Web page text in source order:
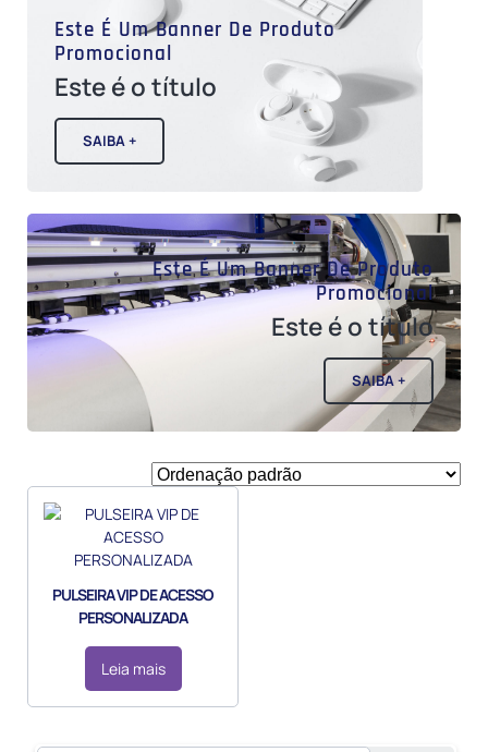
Este É Um Banner De Produto
Promocional
Este é o título
SAIBA +
Este É Um Banner De Produto
Promocional
Este é o título
SAIBA +
PULSEIRA VIP DE ACESSO
PERSONALIZADA
Leia mais